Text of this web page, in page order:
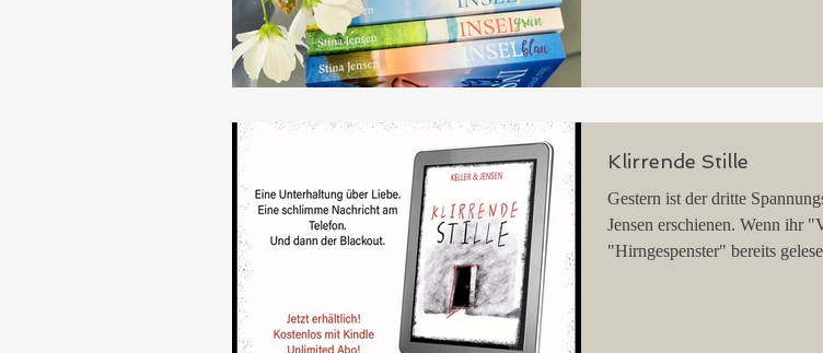
Klirrende Stille
Gestern ist der dritte
Jensen erschienen. Wenn ihr
"Hirngespenster" bereits